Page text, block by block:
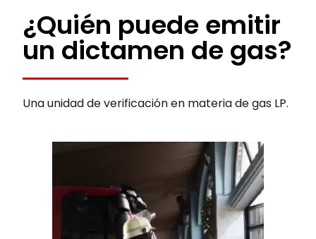
¿Quién puede emitir
un dictamen de gas?
Una unidad de verificación en materia de gas LP.